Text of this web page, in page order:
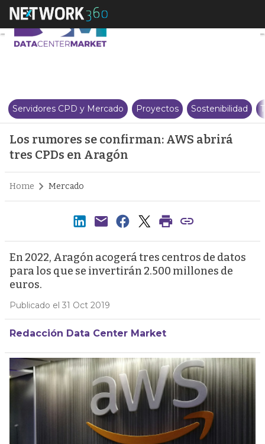
Los rumores se confirman:
Servidores CPD y Mercado Proyectos Sostenibilidad
Los rumores se confirman: AWS abrirá
tres CPDs en Aragón
Home Mercado
En 2022, Aragón acogerá tres centros de datos
para los que se invertirán 2.500 millones de
euros.
Publicado el 31 Oct 2019
Redacción Data Center Market